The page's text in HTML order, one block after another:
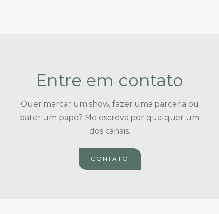
Entre em contato
Quer marcar um show, fazer uma parceria ou
bater um papo? Me escreva por qualquer um
dos canais.
CONTATO